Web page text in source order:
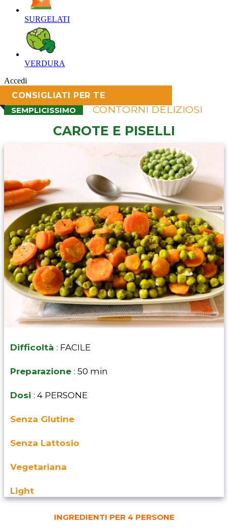
SURGELATI‎
VERDURA‎
Accedi
CONSIGLIATI PER TE
SEMPLICISSIMO
CONTORNI DELIZIOSI
CAROTE E PISELLI
Difficoltà : FACILE
Preparazione : 50 min
Dosi : 4 PERSONE
Senza Glutine
Senza Lattosio
Vegetariana
Light
INGREDIENTI PER 4 PERSONE